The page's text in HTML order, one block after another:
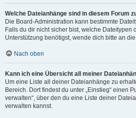
Welche Dateianhänge sind in diesem Forum
Die Board-Administration kann bestimmte
Falls du dir nicht sicher bist, welche Dateitypen
Unterstützung benötigst, wende dich bitte an
Nach oben
Kann ich eine Übersicht all meiner
Um eine Liste all deiner Dateianhänge zu
Bereich. Dort findest du unter „Einstieg“ einen
verwalten“, über den du eine Liste deiner
verwalten kannst.